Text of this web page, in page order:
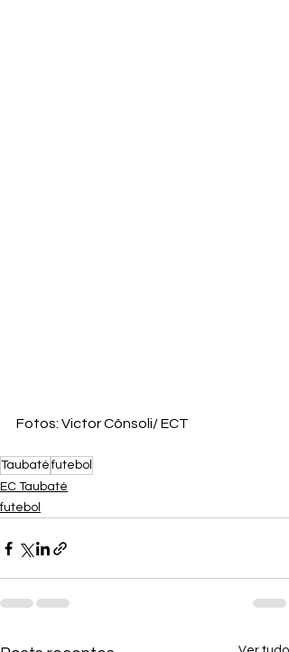
Fotos: Victor Cônsoli/ ECT
Taubaté futebol
EC Taubaté
futebol